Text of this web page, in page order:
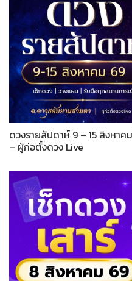
ดวงรายสัปดาห์ 9 – 15 สิงหา
– ผู้ก่อตั้งดวง Live